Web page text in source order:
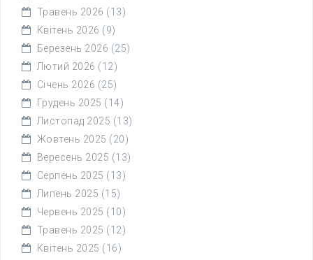
Травень 2026 (13)
Квітень 2026 (9)
Березень 2026 (25)
Лютий 2026 (12)
Січень 2026 (25)
Грудень 2025 (14)
Листопад 2025 (13)
Жовтень 2025 (20)
Вересень 2025 (13)
Серпень 2025 (13)
Липень 2025 (15)
Червень 2025 (10)
Травень 2025 (12)
Квітень 2025 (16)